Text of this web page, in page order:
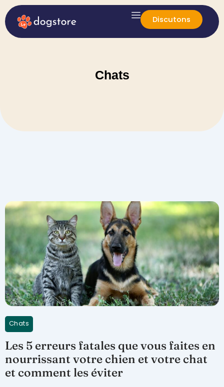
Discutons
Chats
Chats
Les 5 erreurs fatales que vous faites en
nourrissant votre chien et votre chat
et comment les éviter